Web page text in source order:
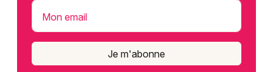
Mon email
Je m'abonne